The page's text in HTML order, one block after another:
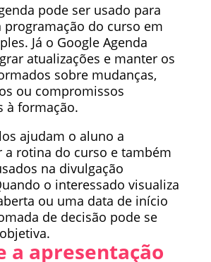
pode ser usado para
programação do curso em
Já o Google Agenda
atualizações e manter os
sobre mudanças,
ou compromissos
à formação.
ajudam o aluno a
a rotina do curso e também
na divulgação
o interessado visualiza
ou uma data de início
de decisão pode se
a apresentação